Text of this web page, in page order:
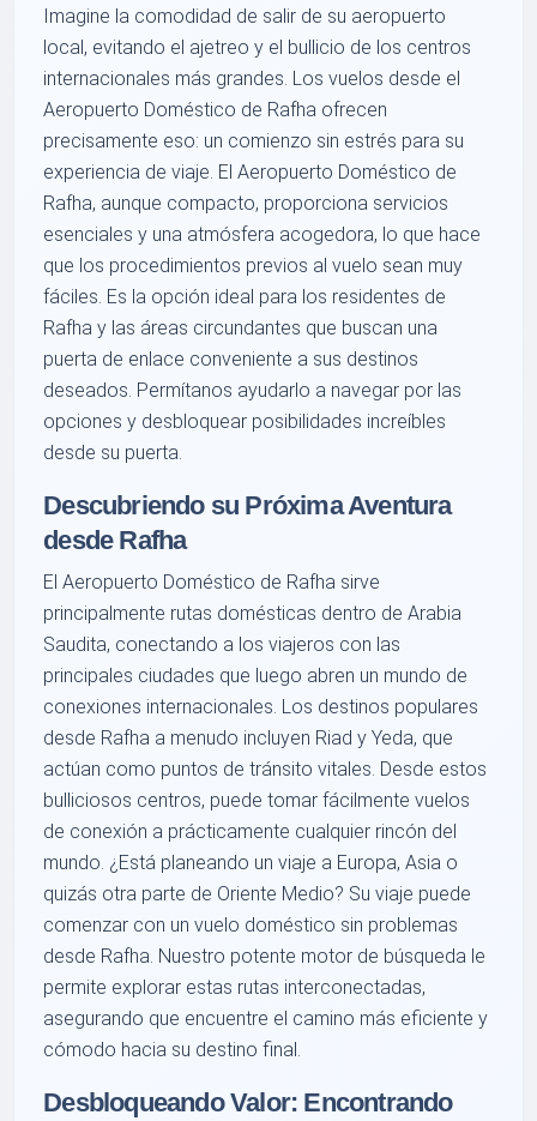
Imagine la comodidad de salir de su aeropuerto
local, evitando el ajetreo y el bullicio de los centros
internacionales más grandes. Los vuelos desde el
Aeropuerto Doméstico de Rafha ofrecen
precisamente eso: un comienzo sin estrés para su
experiencia de viaje. El Aeropuerto Doméstico de
Rafha, aunque compacto, proporciona servicios
esenciales y una atmósfera acogedora, lo que hace
que los procedimientos previos al vuelo sean muy
fáciles. Es la opción ideal para los residentes de
Rafha y las áreas circundantes que buscan una
puerta de enlace conveniente a sus destinos
deseados. Permítanos ayudarlo a navegar por las
opciones y desbloquear posibilidades increíbles
desde su puerta.
Descubriendo su Próxima Aventura
desde Rafha
El Aeropuerto Doméstico de Rafha sirve
principalmente rutas domésticas dentro de Arabia
Saudita, conectando a los viajeros con las
principales ciudades que luego abren un mundo de
conexiones internacionales. Los destinos populares
desde Rafha a menudo incluyen Riad y Yeda, que
actúan como puntos de tránsito vitales. Desde estos
bulliciosos centros, puede tomar fácilmente vuelos
de conexión a prácticamente cualquier rincón del
mundo. ¿Está planeando un viaje a Europa, Asia o
quizás otra parte de Oriente Medio? Su viaje puede
comenzar con un vuelo doméstico sin problemas
desde Rafha. Nuestro potente motor de búsqueda le
permite explorar estas rutas interconectadas,
asegurando que encuentre el camino más eficiente y
cómodo hacia su destino final.
Desbloqueando Valor: Encontrando